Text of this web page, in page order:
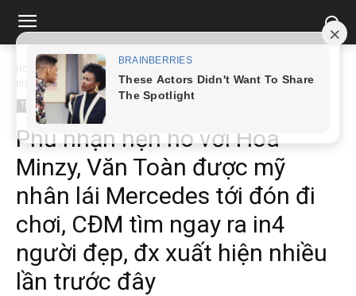
Home Tin tức
Phủ nhận hẹn hò với Hòa Minzy, Văn Toàn được mỹ
nhân...
Tin tức
Phủ nhận hẹn hò với Hòa
Minzy, Văn Toàn được mỹ
nhân lái Mercedes tới đón đi
chơi, CĐM tìm ngay ra in4
người đẹp, đx xuất hiện nhiều
lần trước đây